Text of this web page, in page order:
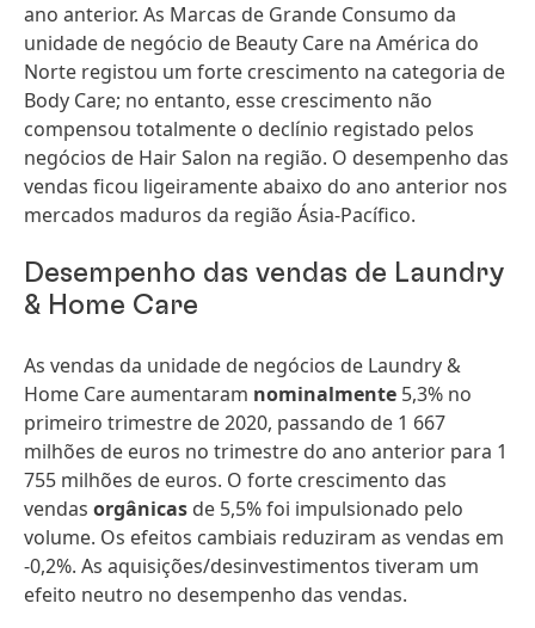
ano anterior. As Marcas de Grande Consumo da
unidade de negócio de Beauty Care na América do
Norte registou um forte crescimento na categoria de
Body Care; no entanto, esse crescimento não
compensou totalmente o declínio registado pelos
negócios de Hair Salon na região. O desempenho das
vendas ficou ligeiramente abaixo do ano anterior nos
mercados maduros da região Ásia-Pacífico.
Desempenho das vendas de Laundry
& Home Care
As vendas da unidade de negócios de Laundry &
Home Care aumentaram nominalmente 5,3% no
primeiro trimestre de 2020, passando de 1 667
milhões de euros no trimestre do ano anterior para 1
755 milhões de euros. O forte crescimento das
vendas orgânicas de 5,5% foi impulsionado pelo
volume. Os efeitos cambiais reduziram as vendas em
-0,2%. As aquisições/desinvestimentos tiveram um
efeito neutro no desempenho das vendas.